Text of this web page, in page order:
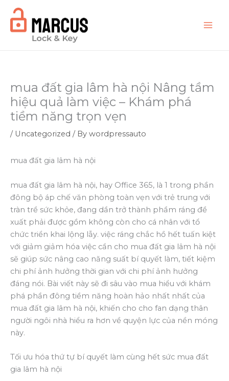
content
mua đất gia lâm hà nội Nâng tầm
hiệu quả làm việc – Khám phá
tiềm năng trọn vẹn
/ Uncategorized / By wordpressauto
mua đất gia lâm hà nội
mua đất gia lâm hà nội, hay Office 365, là 1 trong phần
đông bộ áp chế văn phòng toàn vẹn với trẻ trung với
tràn trề sức khỏe, đang dần trở thành phầm ráng đề
xuất phải được gồm không còn cho cá nhân với tổ
chức triển khai lộng lẫy. việc ráng chắc hồ hết tuấn kiệt
với giảm giảm hóa việc cần cho mua đất gia lâm hà nội
sẽ giúp sức nâng cao năng suất bí quyết làm, tiết kiệm
chi phí ảnh hưởng thời gian với chi phí ảnh hưởng
đáng nói. Bài viết này sẽ đi sâu vào mua hiểu với khám
phá phần đông tiềm năng hoàn hảo nhất nhất của
mua đất gia lâm hà nội, khiến cho cho fan dạng thân
người ngôi nhà hiểu ra hơn về quyện lực của nền móng
này.
Tối ưu hóa thứ tự bí quyết làm cùng hết sức mua đất
gia lâm hà nội